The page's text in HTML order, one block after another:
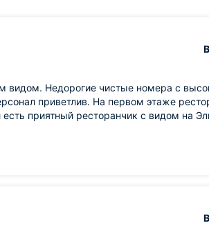
видом. Недорогие чистые номера с
приветлив. На первом этаже
приятный ресторанчик с видом на